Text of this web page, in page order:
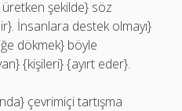
şekilde} söz
İnsanlara destek olmayı}
dökmek} böyle
{kişileri} {ayırt eder}.
çevrimiçi tartışma